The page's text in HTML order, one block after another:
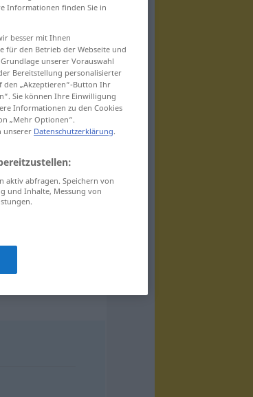
phrase
Informationen finden Sie in
besser mit Ihnen
für den Betrieb der Webseite und
unserer Vorauswahl
Bereitstellung personalisierter
den „Akzeptieren“-Button Ihr
Sie können Ihre Einwilligung
Informationen zu den Cookies
„Mehr Optionen“.
unserer Datenschutzerklärung.
aktiv abfragen. Speichern von
und Inhalte, Messung von